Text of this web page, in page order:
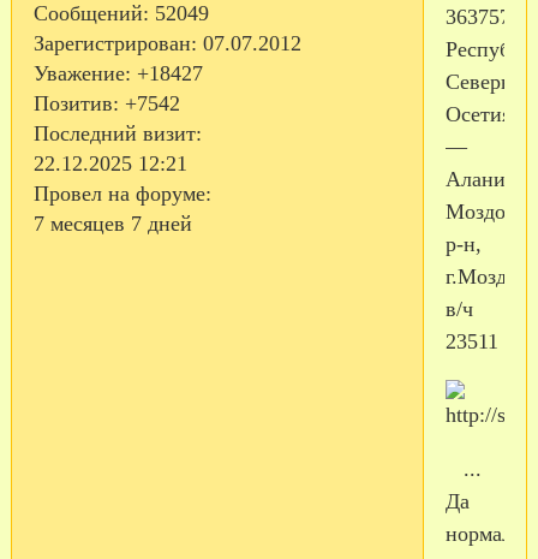
Сообщений: 52049
Зарегистрирован: 07.07.2012
Уважение: +18427
Позитив: +7542
Последний визит:
22.12.2025 12:21
Провел на форуме:
7 месяцев 7 дней
363757,
Северная
Осетия
—
Алания,
р-н,
в/ч
23511
...
Да